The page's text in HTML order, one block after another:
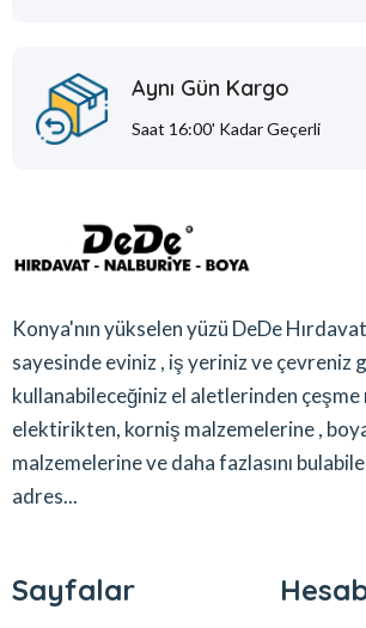
Aynı Gün Kargo
Saat 16:00' Kadar Geçerli
Konya'nın yükselen yüzü DeDe
sayesinde eviniz , iş yeriniz ve çevreniz
kullanabileceğiniz el aletlerinden çeşme
elektirikten, korniş malzemelerine ,
malzemelerine ve daha fazlasını
adres...
Sayfalar